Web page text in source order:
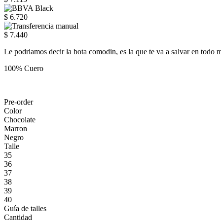
$ 6.720
$ 7.440
Le podriamos decir la bota comodin, es la que te va a salvar en todo
100% Cuero
Pre-order
Color
Chocolate
Marron
Negro
Talle
35
36
37
38
39
40
Guía de talles
Cantidad